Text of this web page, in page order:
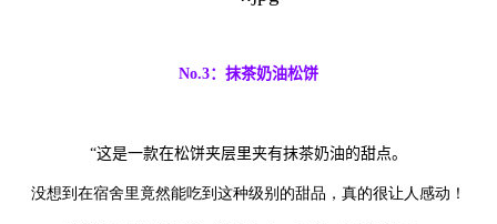
No.3：抹茶奶油松饼
“这是一款在松饼夹层里夹有抹茶奶油的甜点。
没想到在宿舍里竟然能吃到这种级别的甜品，真的很让人感动！